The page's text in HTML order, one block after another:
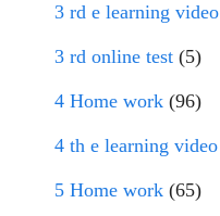
3 rd e learning video
3 rd online test (5)
4 Home work (96)
4 th e learning video
5 Home work (65)